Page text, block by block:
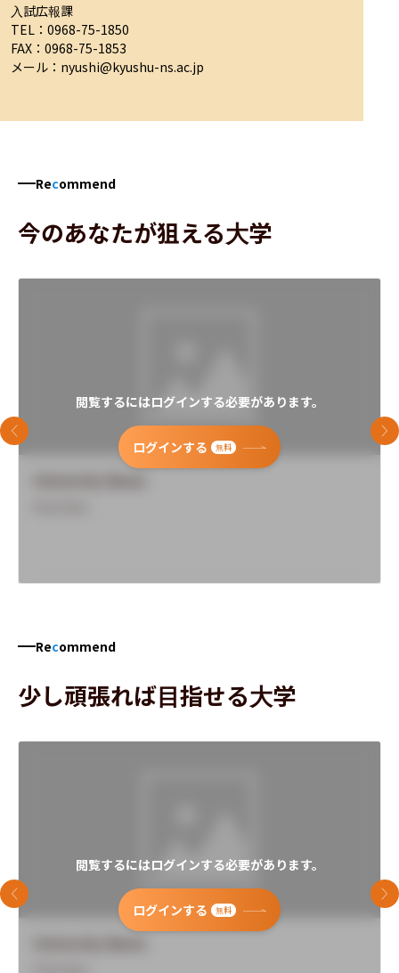
入試広報課
TEL：0968-75-1850
FAX：0968-75-1853
メール：nyushi@kyushu-ns.ac.jp
Recommend
今のあなたが狙える大学
閲覧するにはログインする必要があります。
ログインする 無料
前のスライド 次
Recommend
少し頑張れば目指せる大学
閲覧するにはログインする必要があります。
ログインする 無料
前のスライド 次